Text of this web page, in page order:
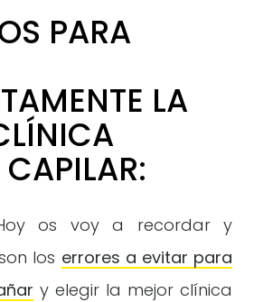
PARA
LA
os voy a recordar y
los errores a evitar para
y elegir la mejor clínica